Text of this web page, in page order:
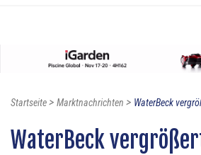
Startseite> Marktnachrichten > WaterBeck
WaterBeck